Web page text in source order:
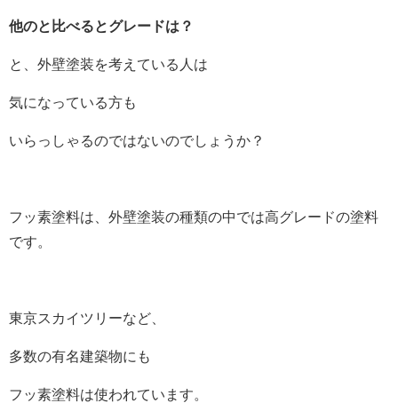
他のと比べるとグレードは？
と、外壁塗装を考えている人は
気になっている方も
いらっしゃるのではないのでしょうか？
フッ素塗料は、外壁塗装の種類の中では高グレードの塗料
です。
東京スカイツリーなど、
多数の有名建築物にも
フッ素塗料は使われています。